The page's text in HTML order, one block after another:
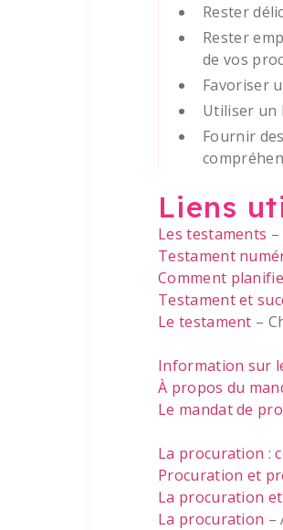
Rester
Rester
de vos
Favoriser
Utiliser un
Fournir
Liens
Les testaments
Testament
Comment
Testament et
Le testament –
Information sur
À propos du
Le mandat de
La procuration :
Procuration et
La procuration
La procuration –